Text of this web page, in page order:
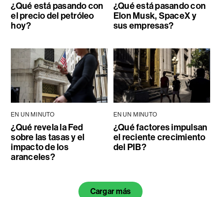
¿Qué está pasando con
el precio del petróleo
hoy?
¿Qué está pasando con
Elon Musk, SpaceX y
sus empresas?
EN UN MINUTO
¿Qué revela la Fed
sobre las tasas y el
impacto de los
aranceles?
EN UN MINUTO
¿Qué factores impulsan
el reciente crecimiento
del PIB?
Cargar más